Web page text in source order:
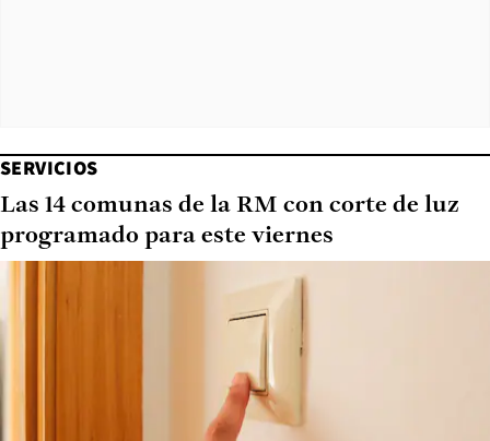
SERVICIOS
Las 14 comunas de la RM con corte de luz
programado para este viernes